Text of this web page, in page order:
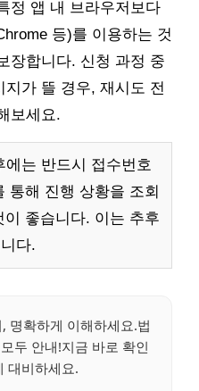
정 앱 내 브라우저보다
등)를 이용하는 것
장합니다. 신청 과정 중
가 뜰 경우, 재시도 전
보세요.
에는 반드시 접수번호
통해 진행 상황을 조회
좋습니다. 이는 추후
다.
명확하게 이해하세요.법
두 안내!지금 바로 확인
대비하세요.